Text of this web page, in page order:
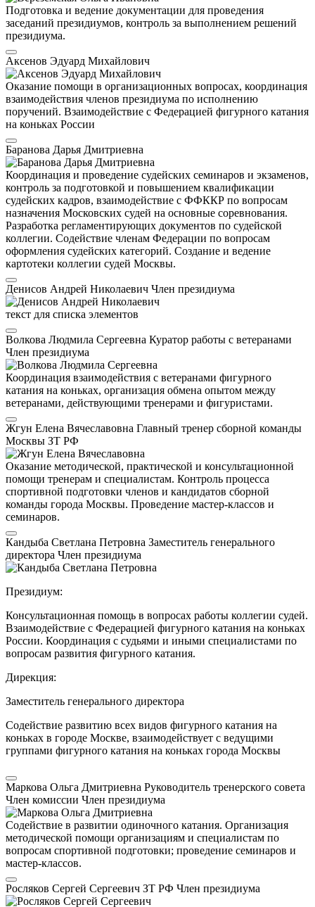
Подготовка и ведение документации для проведения
заседаний президиумов, контроль за выполнением решений
президиума.
Аксенов Эдуард Михайлович
Оказание помощи в организационных вопросах, координация
взаимодействия членов президиума по исполнению
поручений. Взаимодействие с Федерацией фигурного катания
на коньках России
Баранова Дарья Дмитриевна
Координация и проведение судейских семинаров и экзаменов,
контроль за подготовкой и повышением квалификации
судейских кадров, взаимодействие с ФФККР по вопросам
назначения Московских судей на основные соревнования.
Разработка регламентирующих документов по судейской
коллегии. Содействие членам Федерации по вопросам
оформления судейских категорий. Создание и ведение
картотеки коллегии судей Москвы.
Денисов Андрей Николаевич Член президиума
текст для списка элементов
Волкова Людмила Сергеевна Куратор работы с ветеранами
Член президиума
Координация взаимодействия с ветеранами фигурного
катания на коньках, организация обмена опытом между
ветеранами, действующими тренерами и фигуристами.
Жгун Елена Вячеславовна Главный тренер сборной команды
Москвы ЗТ РФ
Оказание методической, практической и консультационной
помощи тренерам и специалистам. Контроль процесса
спортивной подготовки членов и кандидатов сборной
команды города Москвы. Проведение мастер-классов и
семинаров.
Кандыба Светлана Петровна Заместитель генерального
директора Член президиума
Президиум:
Консультационная помощь в вопросах работы коллегии судей.
Взаимодействие с Федерацией фигурного катания на коньках
России. Координация с судьями и иными специалистами по
вопросам развития фигурного катания.
Дирекция:
Заместитель генерального директора
Содействие развитию всех видов фигурного катания на
коньках в городе Москве, взаимодействует с ведущими
группами фигурного катания на коньках города Москвы
Маркова Ольга Дмитриевна Руководитель тренерского совета
Член комиссии Член президиума
Содействие в развитии одиночного катания. Организация
методической помощи организациям и специалистам по
вопросам спортивной подготовки; проведение семинаров и
мастер-классов.
Росляков Сергей Сергеевич ЗТ РФ Член президиума